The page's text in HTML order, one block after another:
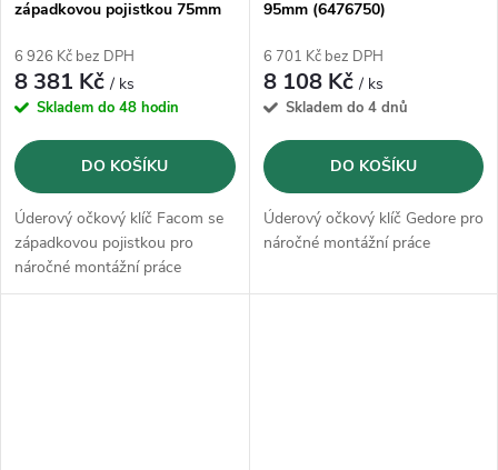
západkovou pojistkou 75mm
6 926 Kč bez DPH
8 381 Kč/ ks
Skladem do 48 hodin
DO KOŠÍKU
Úderový očkový klíč Facom se
západkovou pojistkou pro
náročné montážní práce
95mm (6476750)
6 701 Kč bez DPH
8 108 Kč/ ks
Skladem do 4 dnů
DO KOŠÍKU
Úderový očkový klíč Gedore pro
náročné montážní práce